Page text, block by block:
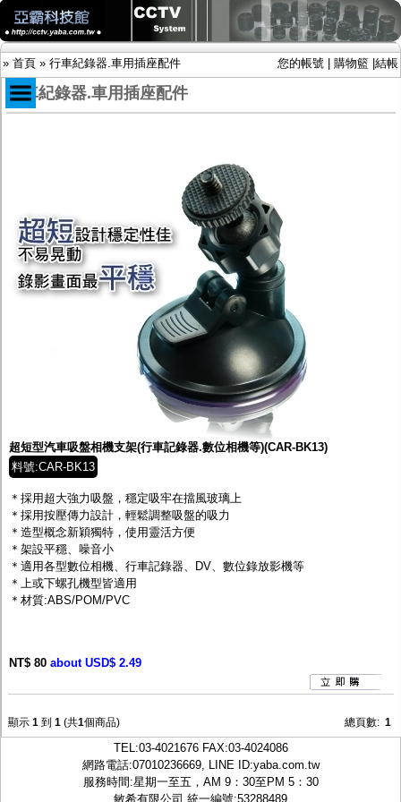
» 首頁 » 行車紀錄器.車用插座配件 您的帳號 購物籃 結帳
AHD半球型(適用屋內)
AHD中小型紅外線攝影機(適用騎樓、室內外)
AHD防護罩型攝影機(適用屋外，紅外線照射
距離遠）
AHD特殊功能型攝影機
視訊轉換設備
雙絞線傳輸器
雜訊改善器
分配放大器
網路線用水晶頭
網路線
懶人線.同軸線.花線
線頭.插座.延長線.HDMI線
集線盒.防水盒.配線盒
變壓器.避雷器
電腦工業機殼
行車紀錄器.車用插座配件
超短型汽車吸盤相機支架(行車記錄器.數位相機等)(CAR-BK13)
料號:CAR-BK13
＊採用超大強力吸盤，穩定吸牢在擋風玻璃上
＊採用按壓傳力設計，輕鬆調整吸盤的吸力
＊造型概念新穎獨特，使用靈活方便
＊架設平穩、噪音小
＊適用各型數位相機、行車記錄器、DV、數位錄放影機等
＊上或下螺孔機型皆適用
＊材質:ABS/POM/PVC
NT$ 80 about USD$ 2.49
顯示 1 到 1 (共1個商品) 總頁數: 1
TEL:03-4021676FAX:03-4024086
網路電話:07010236669, LINE ID:yaba.com.tw
服務時間:星期一至五，AM 9：30至PM 5：30
敏希有限公司 統一編號:53288489